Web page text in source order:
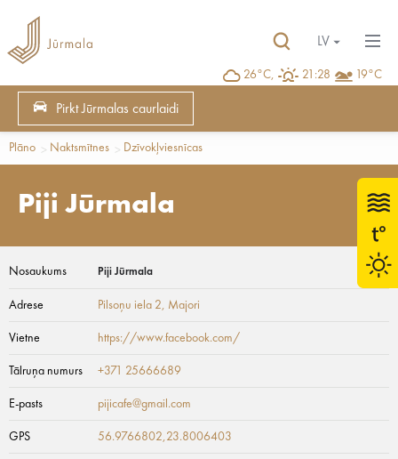
26°C, 21:28 19°C
LV
Pirkt Jūrmalas caurlaidi
Plāno Naktsmītnes Dzīvokļviesnīcas
Piji Jūrmala
Nosaukums Piji Jūrmala
Adrese Pilsoņu iela 2, Majori
Vietne https://www.facebook.com/
Tālruņa numurs +371 25666689
E-pasts pijicafe@gmail.com
GPS 56.9766802,23.8006403